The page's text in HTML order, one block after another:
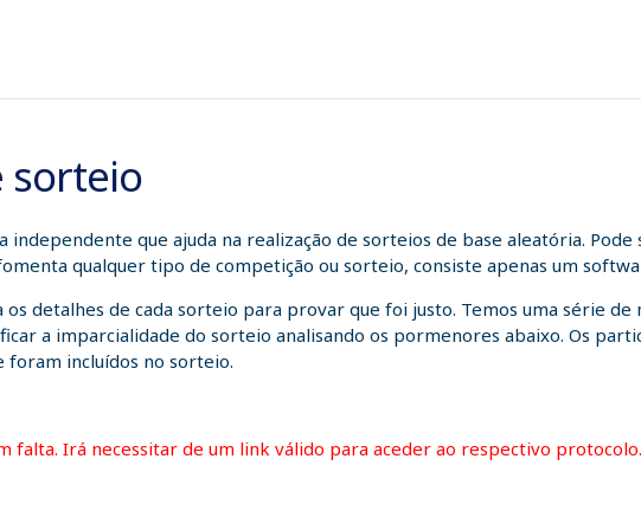
sorteio
independente que ajuda na realização de sorteios de base aleatória. Pode
qualquer tipo de competição ou sorteio, consiste apenas um
detalhes de cada sorteio para provar que foi justo. Temos uma série
a imparcialidade do sorteio analisando os pormenores abaixo. Os
foram incluídos no sorteio.
falta. Irá necessitar de um link válido para aceder ao respectivo